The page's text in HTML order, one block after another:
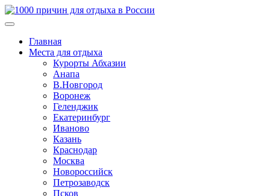
Главная
Места для отдыха
Курорты Абхазии
Анапа
В.Новгород
Воронеж
Геленджик
Екатеринбург
Иваново
Казань
Краснодар
Москва
Новороссийск
Петрозаводск
Псков